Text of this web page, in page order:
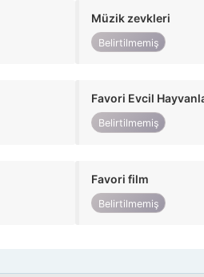
Müzik zevkleri
Belirtilmemiş
Favori Evcil
Belirtilmemiş
Favori film
Belirtilmemiş